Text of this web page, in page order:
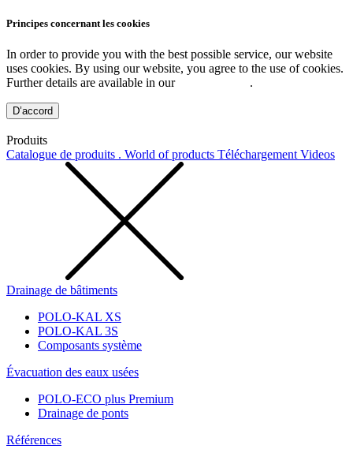
Principes concernant les cookies
In order to provide you with the best possible service, our website
uses cookies. By using our website, you agree to the use of cookies.
Further details are available in our
.
D’accord
Produits
Catalogue de produits . World of products Téléchargement Videos
Drainage de bâtiments
POLO-KAL XS
POLO-KAL 3S
Composants système
Évacuation des eaux usées
POLO-ECO plus Premium
Drainage de ponts
Références